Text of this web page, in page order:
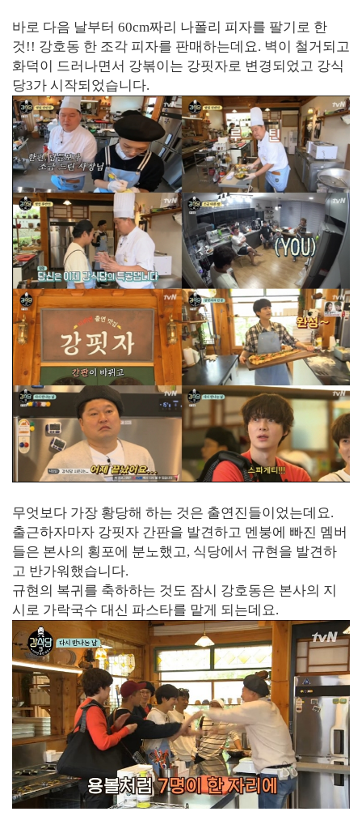
바로 다음 날부터 60cm짜리 나폴리 피자를 팔기로 한
것!! 강호동 한 조각 피자를 판매하는데요. 벽이 철거되고
화덕이 드러나면서 강볶이는 강핏자로 변경되었고 강식
당3가 시작되었습니다.
무엇보다 가장 황당해 하는 것은 출연진들이었는데요.
출근하자마자 강핏자 간판을 발견하고 멘붕에 빠진 멤버
들은 본사의 횡포에 분노했고, 식당에서 규현을 발견하
고 반가워했습니다.
규현의 복귀를 축하하는 것도 잠시 강호동은 본사의 지
시로 가락국수 대신 파스타를 맡게 되는데요.